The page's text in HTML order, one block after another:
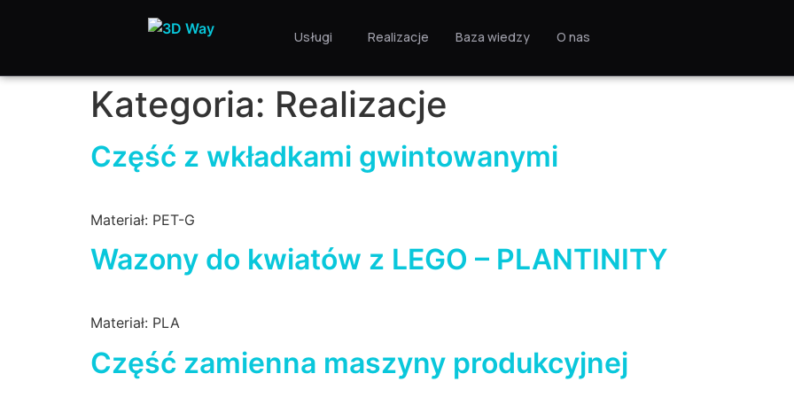
Usługi Realizacje Baza wiedzy O nas
Kategoria: Realizacje
Część z wkładkami gwintowanymi
Materiał: PET-G
Wazony do kwiatów z LEGO – PLANTINITY
Materiał: PLA
Część zamienna maszyny produkcyjnej